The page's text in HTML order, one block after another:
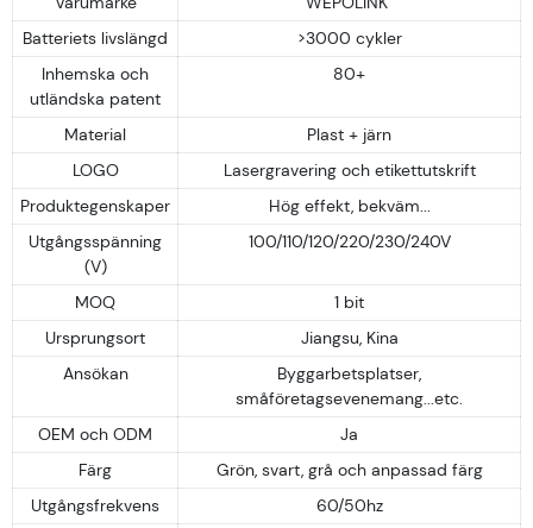
Batteriets livslängd
>3000 cykler
Inhemska och
utländska patent
80+
Material
Plast + järn
LOGO
Lasergravering och etikettutskrift
Produktegenskaper
Hög effekt, bekväm...
Utgångsspänning
(V)
100/110/120/220/230/240V
MOQ
1 bit
Ursprungsort
Jiangsu, Kina
Ansökan
Byggarbetsplatser,
småföretagsevenemang...etc.
OEM och ODM
Ja
Färg
Grön, svart, grå och anpassad färg
Utgångsfrekvens
60/50hz